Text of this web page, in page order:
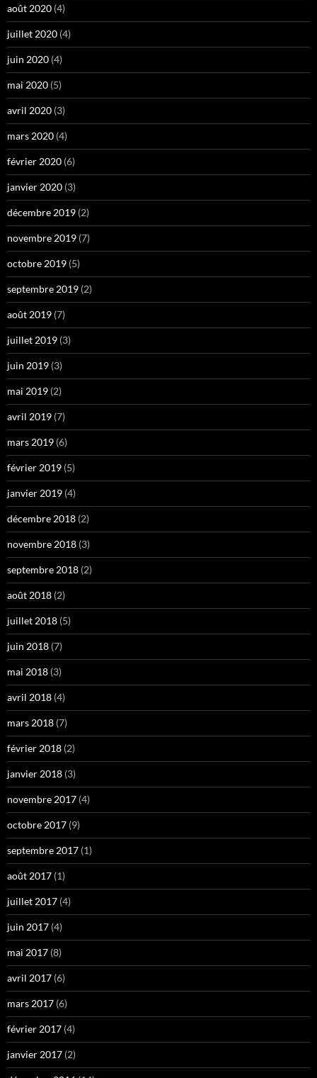
août 2020 (4)
juillet 2020 (4)
juin 2020 (4)
mai 2020 (5)
avril 2020 (3)
mars 2020 (4)
février 2020 (6)
janvier 2020 (3)
décembre 2019 (2)
novembre 2019 (7)
octobre 2019 (5)
septembre 2019 (2)
août 2019 (7)
juillet 2019 (3)
juin 2019 (3)
mai 2019 (2)
avril 2019 (7)
mars 2019 (6)
février 2019 (5)
janvier 2019 (4)
décembre 2018 (2)
novembre 2018 (3)
septembre 2018 (2)
août 2018 (2)
juillet 2018 (5)
juin 2018 (7)
mai 2018 (3)
avril 2018 (4)
mars 2018 (7)
février 2018 (2)
janvier 2018 (3)
novembre 2017 (4)
octobre 2017 (9)
septembre 2017 (1)
août 2017 (1)
juillet 2017 (4)
juin 2017 (4)
mai 2017 (8)
avril 2017 (6)
mars 2017 (6)
février 2017 (4)
janvier 2017 (2)